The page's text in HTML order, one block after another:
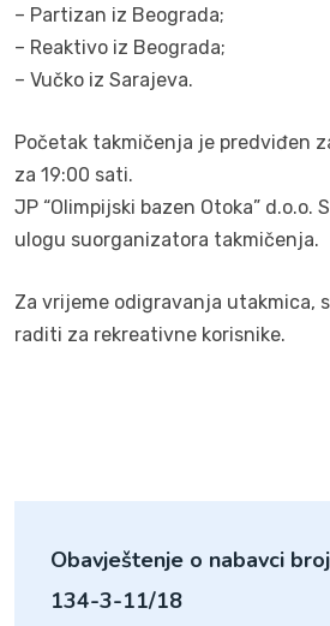
– Partizan iz Beograda;
– Reaktivo iz Beograda;
– Vučko iz Sarajeva.
Početak takmičenja je predviđen
za 19:00 sati.
JP “Olimpijski bazen Otoka” d.o.o.
ulogu suorganizatora takmičenja.
Za vrijeme odigravanja utakmica,
raditi za rekreativne korisnike.
Obavještenje o nabavci
134-3-11/18